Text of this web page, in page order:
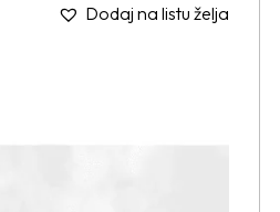
Dodaj na listu želja